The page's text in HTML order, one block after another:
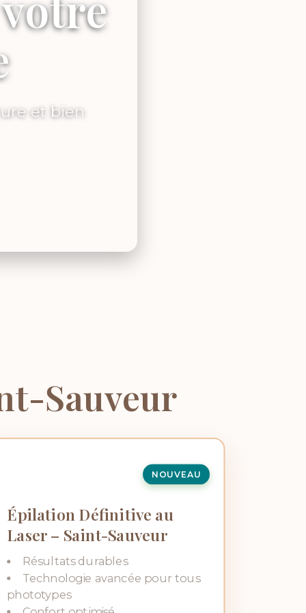
et bien
Sauveur
Épilation Définitive au
Laser – Saint-Sauveur
Résultats durables
Technologie avancée pour tous
phototypes
NOUVEAU